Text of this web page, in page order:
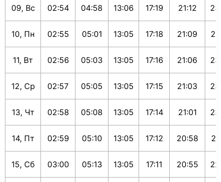
09, Вс 02:54 04:58 13:06 17:19 21:12
10, Пн 02:55 05:01 13:05 17:18 21:09
11, Вт 02:56 05:03 13:05 17:16 21:06
12, Ср 02:57 05:05 13:05 17:15 21:03
13, Чт 02:58 05:08 13:05 17:14 21:01
14, Пт 02:59 05:10 13:05 17:12 20:58
15, Сб 03:00 05:13 13:05 17:11 20:55